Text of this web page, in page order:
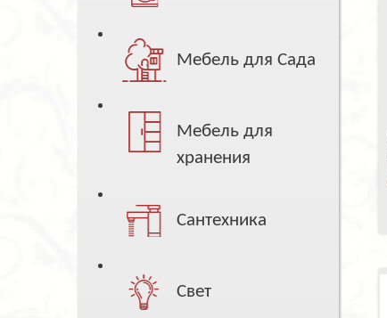
Мебель для Сада
Мебель для
хранения
Сантехника
Свет